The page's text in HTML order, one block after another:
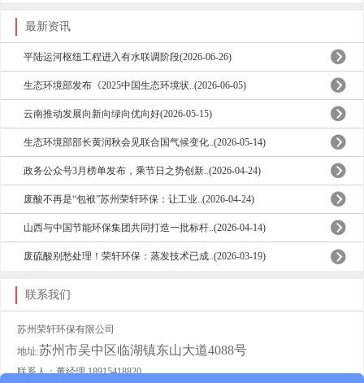
最新资讯
平陆运河枢纽工程进入有水联调阶段(2026-06-26)
生态环境部发布《2025中国生态环境状..(2026-06-05)
云南推动发展向新向绿向优向好(2026-05-15)
生态环境部部长黄润秋会见联合国气候变化..(2026-05-14)
政务公众号3月榜单发布，乘节日之势创新..(2026-04-24)
废酸不再是“包袱”苏州荣轩环保：让工业..(2026-04-24)
山西与中国节能环保集团共同打造一批标杆..(2026-04-14)
废硫酸别愁处理！荣轩环保：蒸发技术已成..(2026-03-19)
联系我们
苏州荣轩环保有限公司
地址:苏州市吴中区临湖镇东山大道4088号
联系人：董经理 18915418820